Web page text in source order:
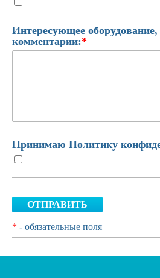
Интересующее оборудование,
комментарии:*
Принимаю Политику
ОТПРАВИТЬ
* - обязательные поля